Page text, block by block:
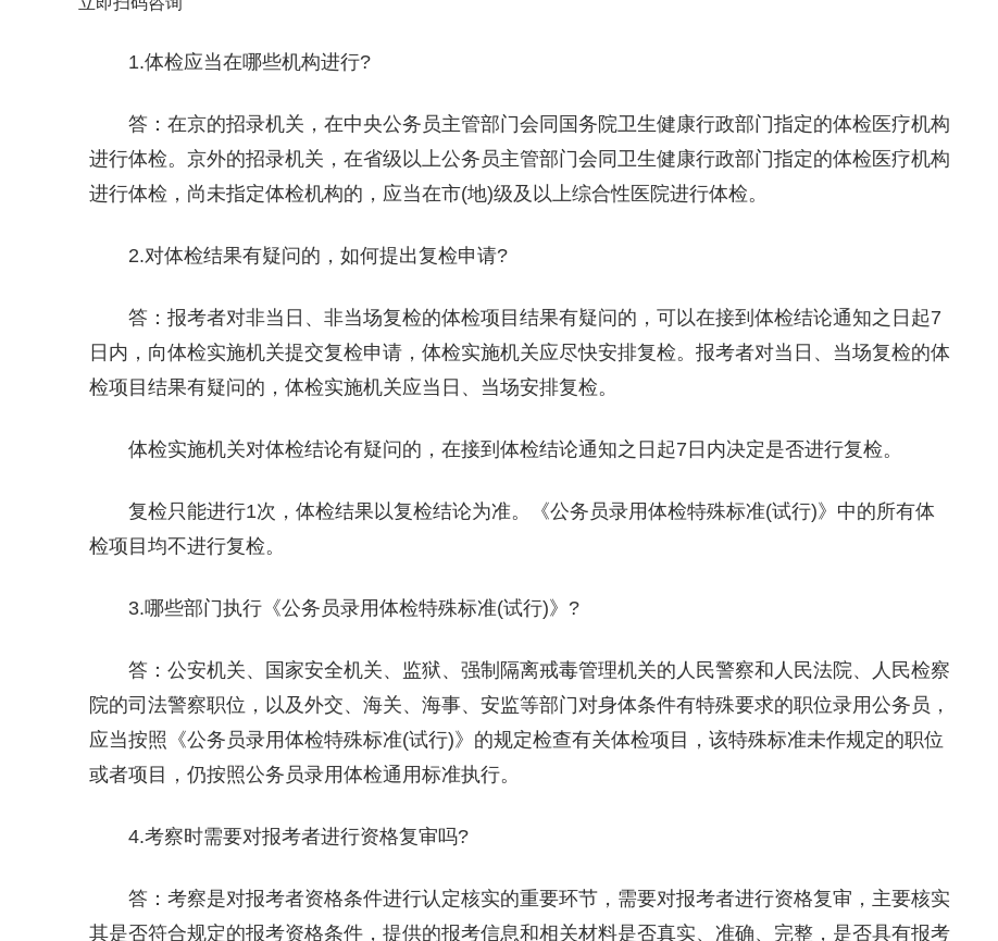
1.体检应当在哪些机构进行?
答：在京的招录机关，在中央公务员主管部门会同国务院卫生健康行政部门指定的体检医疗机构
进行体检。京外的招录机关，在省级以上公务员主管部门会同卫生健康行政部门指定的体检医疗机构
进行体检，尚未指定体检机构的，应当在市(地)级及以上综合性医院进行体检。
2.对体检结果有疑问的，如何提出复检申请?
答：报考者对非当日、非当场复检的体检项目结果有疑问的，可以在接到体检结论通知之日起7
日内，向体检实施机关提交复检申请，体检实施机关应尽快安排复检。报考者对当日、当场复检的体
检项目结果有疑问的，体检实施机关应当日、当场安排复检。
体检实施机关对体检结论有疑问的，在接到体检结论通知之日起7日内决定是否进行复检。
复检只能进行1次，体检结果以复检结论为准。《公务员录用体检特殊标准(试行)》中的所有体
检项目均不进行复检。
3.哪些部门执行《公务员录用体检特殊标准(试行)》?
答：公安机关、国家安全机关、监狱、强制隔离戒毒管理机关的人民警察和人民法院、人民检察
院的司法警察职位，以及外交、海关、海事、安监等部门对身体条件有特殊要求的职位录用公务员，
应当按照《公务员录用体检特殊标准(试行)》的规定检查有关体检项目，该特殊标准未作规定的职位
或者项目，仍按照公务员录用体检通用标准执行。
4.考察时需要对报考者进行资格复审吗?
答：考察是对报考者资格条件进行认定核实的重要环节，需要对报考者进行资格复审，主要核实
其是否符合规定的报考资格条件，提供的报考信息和相关材料是否真实、准确、完整，是否具有报考